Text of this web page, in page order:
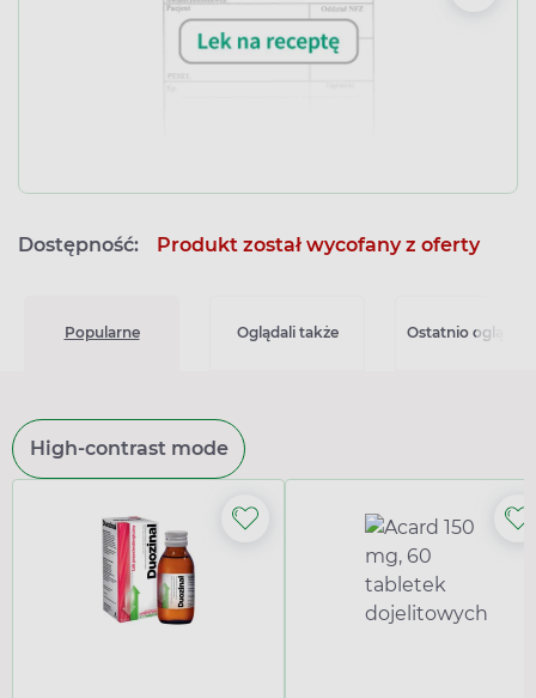
Dostępność: Produkt został wycofany z oferty
Popularne Oglądali także Ostatnio
High-contrast mode